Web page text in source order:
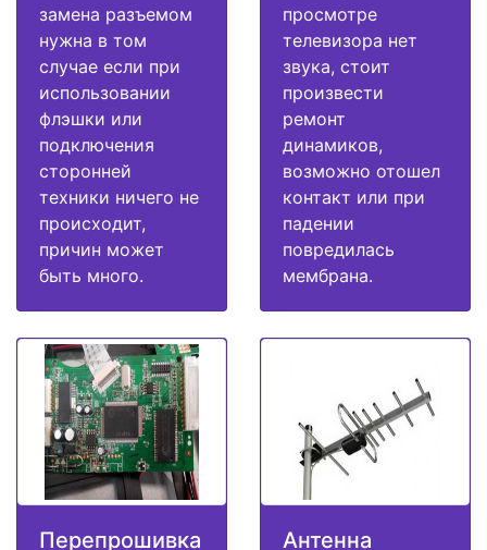
замена разъемом
нужна в том
случае если при
использовании
флэшки или
подключения
сторонней
техники ничего не
происходит,
причин может
быть много.
просмотре
телевизора нет
звука, стоит
произвести
ремонт
динамиков,
возможно отошел
контакт или при
падении
повредилась
мембрана.
Перепрошивка Антенна